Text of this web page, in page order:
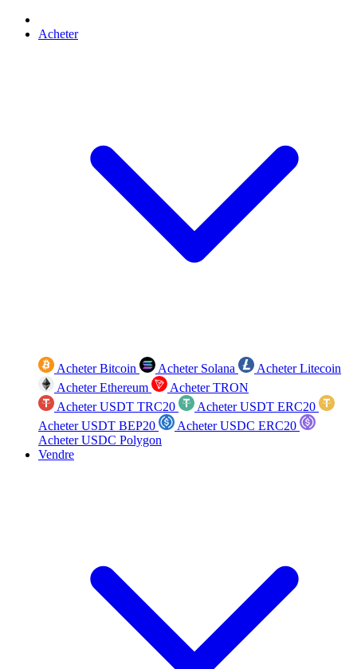
Acheter
Acheter Bitcoin Acheter Solana
Acheter Litecoin
Acheter Ethereum
Acheter TRON
Acheter USDT TRC20
Acheter USDT ERC20
Acheter USDT BEP20
Acheter USDC ERC20
Acheter USDC Polygon
Vendre